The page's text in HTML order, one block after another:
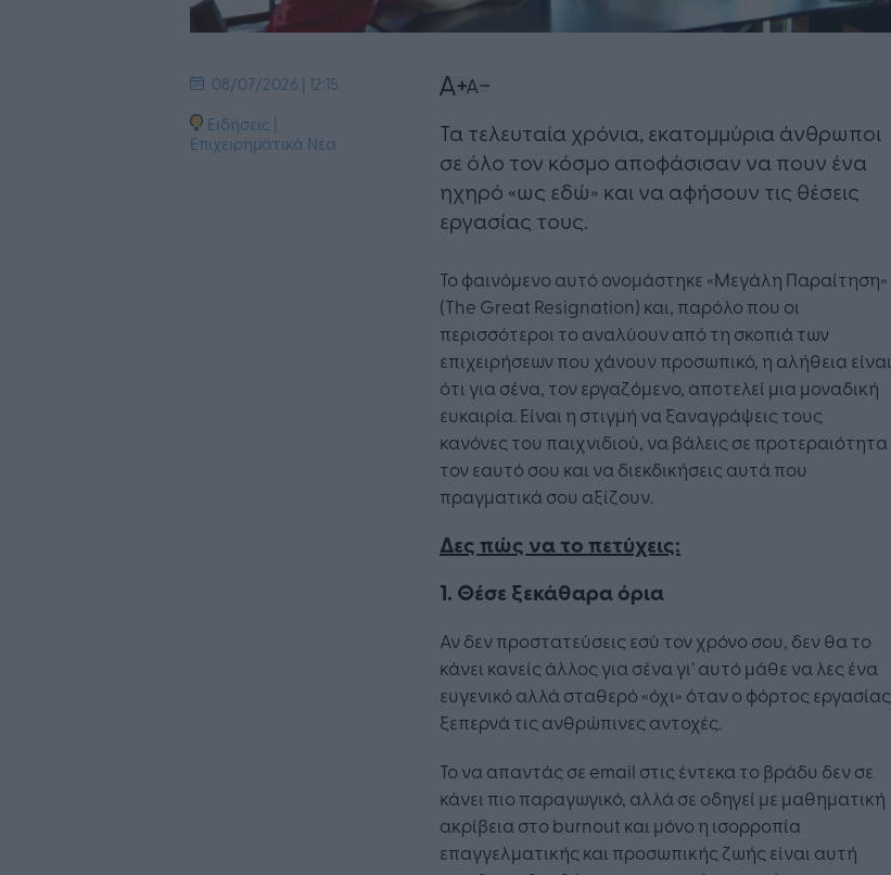
08/07/2026 | 12:15
Ειδήσεις |
Επιχειρηματικά Νέα
Τα τελευταία χρόνια, εκατομμύρια άνθρωποι
σε όλο τον κόσμο αποφάσισαν να πουν ένα
ηχηρό «ως εδώ» και να αφήσουν τις θέσεις
εργασίας τους.
Το φαινόμενο αυτό ονομάστηκε «Μεγάλη Παραίτηση»
(The Great Resignation) και, παρόλο που οι
περισσότεροι το αναλύουν από τη σκοπιά των
επιχειρήσεων που χάνουν προσωπικό, η αλήθεια είναι
ότι για σένα, τον εργαζόμενο, αποτελεί μια μοναδική
ευκαιρία. Είναι η στιγμή να ξαναγράψεις τους
κανόνες του παιχνιδιού, να βάλεις σε προτεραιότητα
τον εαυτό σου και να διεκδικήσεις αυτά που
πραγματικά σου αξίζουν.
Δες πώς να το πετύχεις:
1. Θέσε ξεκάθαρα όρια
Αν δεν προστατεύσεις εσύ τον χρόνο σου, δεν θα το
κάνει κανείς άλλος για σένα γι’ αυτό μάθε να λες ένα
ευγενικό αλλά σταθερό «όχι» όταν ο φόρτος εργασίας
ξεπερνά τις ανθρώπινες αντοχές.
Το να απαντάς σε email στις έντεκα το βράδυ δεν σε
κάνει πιο παραγωγικό, αλλά σε οδηγεί με μαθηματική
ακρίβεια στο burnout και μόνο η ισορροπία
επαγγελματικής και προσωπικής ζωής είναι αυτή